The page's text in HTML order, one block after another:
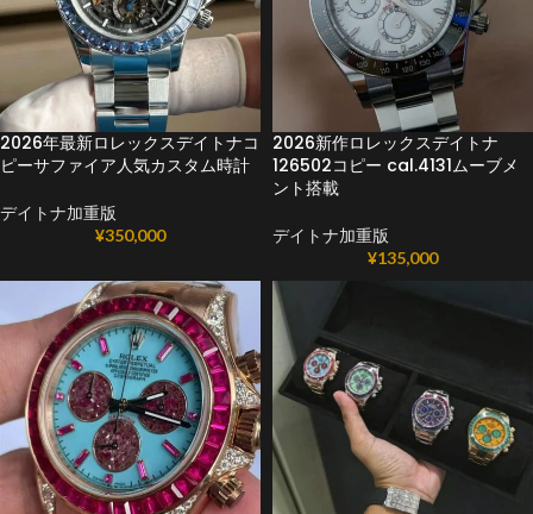
2026年最新ロレックスデイトナコ
ピーサファイア人気カスタム時計
デイトナ加重版
¥350,000
2026新作ロレックスデイトナ
126502コピー cal.4131ムーブメ
ント搭載
デイトナ加重版
¥135,000